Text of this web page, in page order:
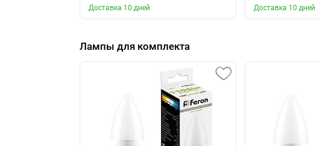
Доставка 10 дней
Доставка 10 дней
Лампы для комплекта